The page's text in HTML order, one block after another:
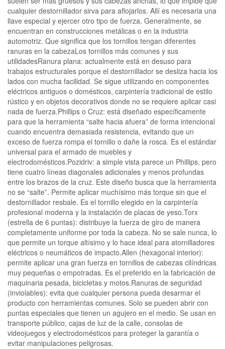
cualquier destornillador sirva para aflojarlos. Allí es necesaria una
llave especial y ejercer otro tipo de fuerza. Generalmente, se
encuentran en construcciones metálicas o en la industria
automotriz. Que significa que los tornillos tengan diferentes
ranuras en la cabezaLos tornillos más comunes y sus
utilidadesRanura plana: actualmente está en desuso para
trabajos estructurales porque el destornillador se desliza hacia los
lados con mucha facilidad. Se sigue utilizando en componentes
eléctricos antiguos o domésticos, carpintería tradicional de estilo
rústico y en objetos decorativos donde no se requiere aplicar casi
nada de fuerza.Phillips o Cruz: está diseñado específicamente
para que la herramienta “salte hacia afuera” de forma intencional
cuando encuentra demasiada resistencia, evitando que un
exceso de fuerza rompa el tornillo o dañe la rosca. Es el estándar
universal para el armado de muebles y
electrodomésticos.Pozidriv: a simple vista parece un Phillips, pero
tiene cuatro líneas diagonales adicionales y menos profundas
entre los brazos de la cruz. Este diseño busca que la herramienta
no se “salte”. Permite aplicar muchísimo más torque sin que el
destornillador resbale. Es el tornillo elegido en la carpintería
profesional moderna y la instalación de placas de yeso.Torx
(estrella de 6 puntas): distribuye la fuerza de giro de manera
completamente uniforme por toda la cabeza. No se sale nunca, lo
que permite un torque altísimo y lo hace ideal para atornilladores
eléctricos o neumáticos de impacto.Allen (hexagonal interior):
permite aplicar una gran fuerza en tornillos de cabezas cilíndricas
muy pequeñas o empotradas. Es el preferido en la fabricación de
maquinaria pesada, bicicletas y motos.Ranuras de seguridad
(inviolables): evita que cualquier persona pueda desarmar el
producto con herramientas comunes. Solo se pueden abrir con
puntas especiales que tienen un agujero en el medio. Se usan en
transporte público, cajas de luz de la calle, consolas de
videojuegos y electrodomésticos para proteger la garantía o
evitar manipulaciones peligrosas.